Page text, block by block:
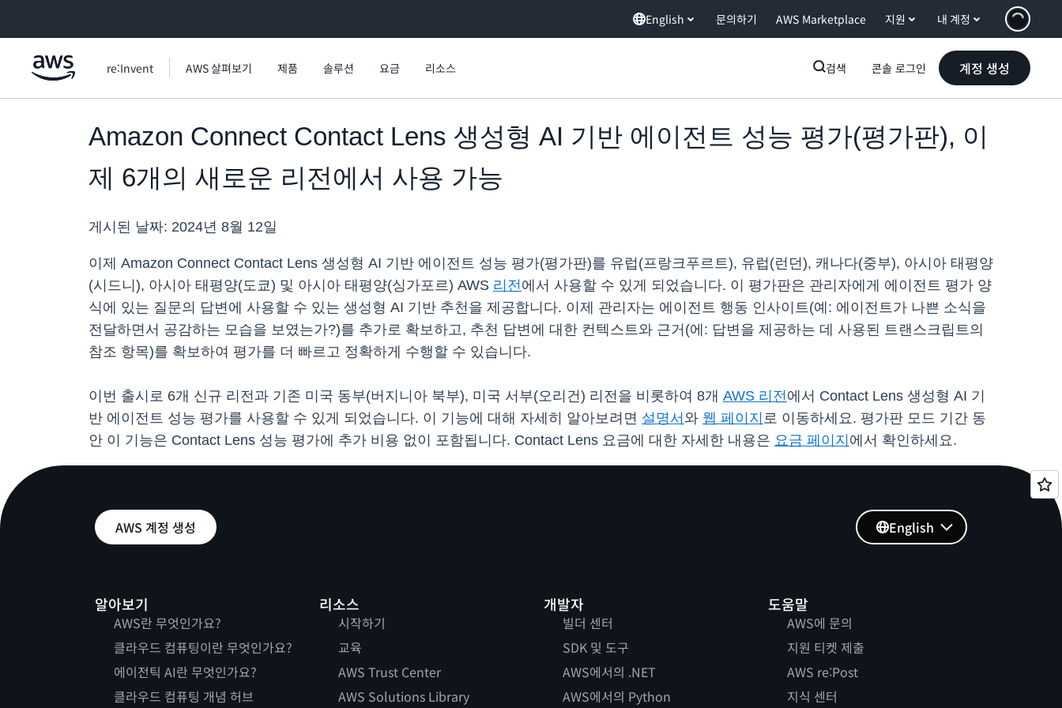
English 문의하기 AWS Marketplace 지원 내 계정
re:Invent AWS 살펴보기 제품 솔루션 요금 리소스 검색 콘솔 로그인 계정 생성
Amazon Connect Contact Lens 생성형 AI 기반 에이전트 성능 평가(평가판), 이
제 6개의 새로운 리전에서 사용 가능
게시된 날짜: 2024년 8월 12일
이제 Amazon Connect Contact Lens 생성형 AI 기반 에이전트 성능 평가(평가판)를 유럽(프랑크푸르트), 유럽(런던), 캐나다(중부), 아시아 태평양
(시드니), 아시아 태평양(도쿄) 및 아시아 태평양(싱가포르) AWS 리전에서 사용할 수 있게 되었습니다. 이 평가판은 관리자에게 에이전트 평가 양
식에 있는 질문의 답변에 사용할 수 있는 생성형 AI 기반 추천을 제공합니다. 이제 관리자는 에이전트 행동 인사이트(예: 에이전트가 나쁜 소식을
전달하면서 공감하는 모습을 보였는가?)를 추가로 확보하고, 추천 답변에 대한 컨텍스트와 근거(에: 답변을 제공하는 데 사용된 트랜스크립트의
참조 항목)를 확보하여 평가를 더 빠르고 정확하게 수행할 수 있습니다.
이번 출시로 6개 신규 리전과 기존 미국 동부(버지니아 북부), 미국 서부(오리건) 리전을 비롯하여 8개 AWS 리전에서 Contact Lens 생성형 AI 기
반 에이전트 성능 평가를 사용할 수 있게 되었습니다. 이 기능에 대해 자세히 알아보려면 설명서 와 웹 페이지 로 이동하세요. 평가판 모드 기간 동
안 이 기능은 Contact Lens 성능 평가에 추가 비용 없이 포함됩니다. Contact Lens 요금에 대한 자세한 내용은 요금 페이지 에서 확인하세요.
AWS 계정 생성
알아보기
AWS란 무엇인가요?
클라우드 컴퓨팅이란 무엇인가요?
에이전틱 AI란 무엇인가요?
클라우드 컴퓨팅 개념 허브
리소스
시작하기
교육
AWS Trust Center
AWS Solutions Library
개발자
빌더 센터
SDK 및 도구
AWS에서의 .NET
AWS에서의 Python
도움말
AWS에 문의
지원 티켓 제출
AWS re:Post
지식 센터
English